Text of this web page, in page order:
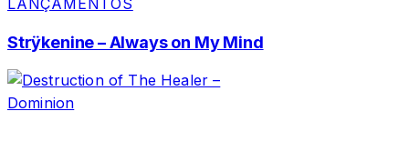
LANÇAMENTOS
Strÿkenine – Always on My Mind